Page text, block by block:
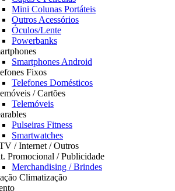
Mini Colunas Portáteis
Outros Acessórios
Óculos/Lente
Powerbanks
Smartphones Android
Fixos
Telefones Domésticos
/ Cartões
Telemóveis
Pulseiras Fitness
Smartwatches
/ Internet / Outros
Promocional / Publicidade
Merchandising / Brindes
Climatização